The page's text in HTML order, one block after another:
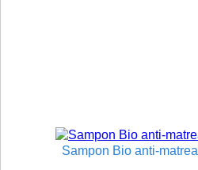
Sampon Bio anti-